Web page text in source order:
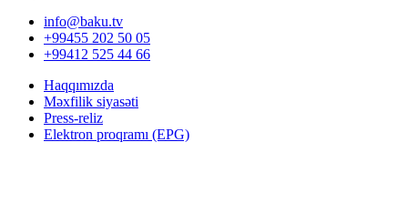
info@baku.tv
+99455 202 50 05
+99412 525 44 66
Haqqımızda
Məxfilik siyasəti
Press-reliz
Elektron proqramı (EPG)